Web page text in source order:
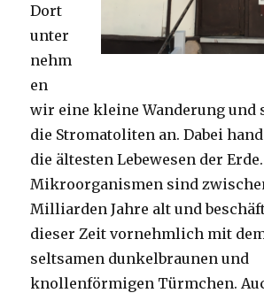
Dort
unter
nehm
en
wir eine kleine Wanderung und
die Stromatoliten an. Dabei
die ältesten Lebewesen der
Mikroorganismen sind
Milliarden Jahre alt und
dieser Zeit vornehmlich mit
seltsamen dunkelbraunen und
knollenförmigen Türmchen.